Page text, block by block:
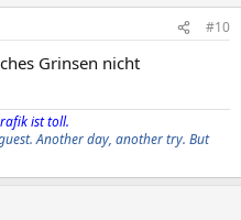
#10
Grinsen nicht
ist toll.
Another day, another try. But